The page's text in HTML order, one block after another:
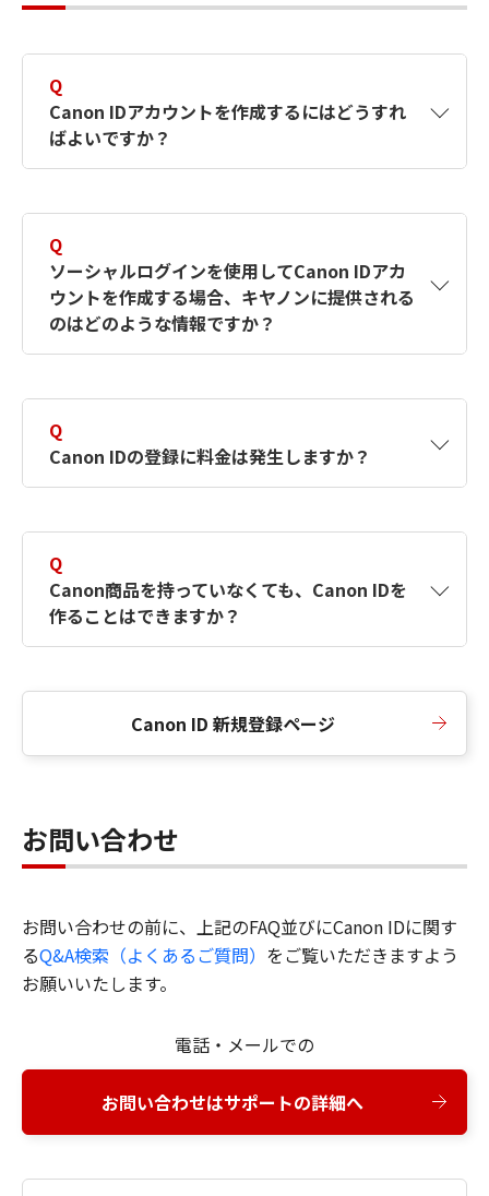
Q
Canon IDアカウントを作成するにはどうすれ
ばよいですか？
す。詳しい作成方法は【カメラ】Canon IDとは
何ですか？Canon IDの作成方法は？をご確認く
ださい。
Q
ソーシャルログインを使用してCanon IDアカ
ウントを作成する場合、キヤノンに提供される
のはどのような情報ですか？
択したサービスから取得します。アカウントを
簡単に作成できるように、この情報を使用して
Canon IDの登録フォームを入力します。
Q
Canon IDの登録に料金は発生しますか？
Q
Canon商品を持っていなくても、Canon IDを
作ることはできますか？
Canon ID 新規登録ページ
お問い合わせ
お問い合わせの前に、上記のFAQ並びにCanon IDに関す
るQ&A検索（よくあるご質問） をご覧いただきますよう
お願いいたします。
電話・メールでの
お問い合わせはサポートの詳細へ